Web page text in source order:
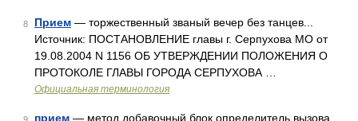
8 Прием — торжественный званый вечер без танцев...
Источник: ПОСТАНОВЛЕНИЕ главы г. Серпухова МО от
19.08.2004 N 1156 ОБ УТВЕРЖДЕНИИ ПОЛОЖЕНИЯ О
ПРОТОКОЛЕ ГЛАВЫ ГОРОДА СЕРПУХОВА …
Официальная терминология
прием — метод добавочный блок определитель вызова